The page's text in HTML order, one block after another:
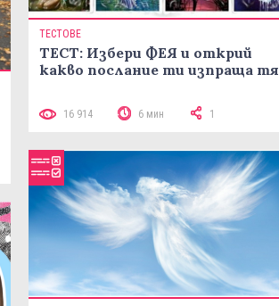
ТЕСТОВЕ
ТЕСТ: Избери ФЕЯ и открий
какво послание ти изпраща тя
16 914 6 мин 1